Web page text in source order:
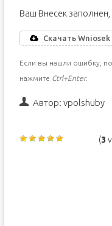
Ваш Внесек
Скачать Wniosek
Если вы нашли ошибку,
нажмите Ctrl+Enter.
Автор: vpolshuby
(3